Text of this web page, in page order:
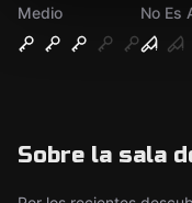
Medio
No Es
Sobre la sala